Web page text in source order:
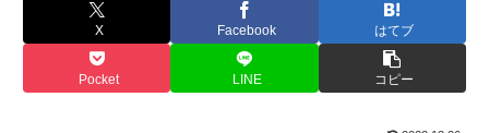
X Facebook はてブ
Pocket LINE コピー